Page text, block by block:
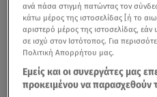
ανά πάσα στιγμή πατώντας τον
κάτω μέρος της ιστοσελίδας [ή το
αριστερό μέρος της ιστοσελίδας,
σε ισχύ στον Ιστότοπος. Για
Πολιτική Απορρήτου μας.
Εμείς και οι συνεργάτες μας
προκειμένου να παρασχεθούν